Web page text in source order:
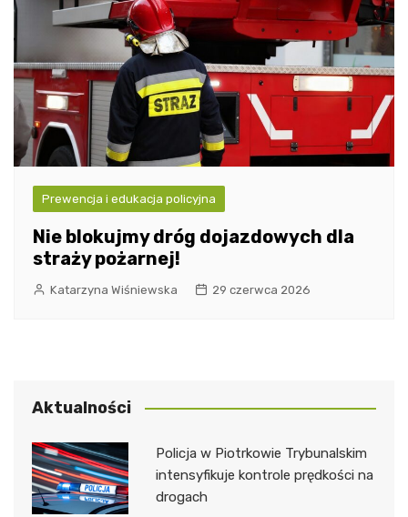
Prewencja i edukacja policyjna
Nie blokujmy dróg dojazdowych dla
straży pożarnej!
Katarzyna Wiśniewska 29 czerwca 2026
Aktualności
Policja w Piotrkowie Trybunalskim
intensyfikuje kontrole prędkości na
drogach